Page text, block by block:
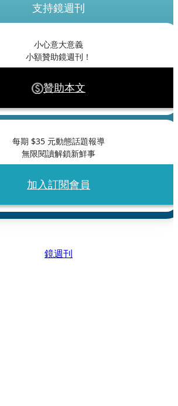
支持鏡週刊
小心意大意義
小額贊助鏡週刊！
贊助本文
每期 $35 元動態話題報導
無限閱讀解鎖新鮮事
加入訂閱會員
鏡週刊